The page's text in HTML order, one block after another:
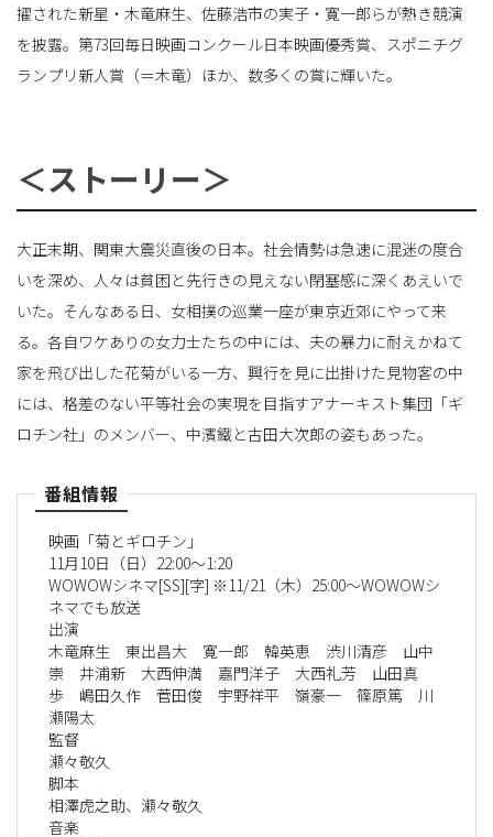
擢された新星・木竜麻生、佐藤浩市の実子・寛一郎らが熱き競演
を披露。第73回毎日映画コンクール日本映画優秀賞、スポニチグ
ランプリ新人賞（＝木竜）ほか、数多くの賞に輝いた。
＜ストーリー＞
大正末期、関東大震災直後の日本。社会情勢は急速に混迷の度合
いを深め、人々は貧困と先行きの見えない閉塞感に深くあえいで
いた。そんなある日、女相撲の巡業一座が東京近郊にやって来
る。各自ワケありの女力士たちの中には、夫の暴力に耐えかねて
家を飛び出した花菊がいる一方、興行を見に出掛けた見物客の中
には、格差のない平等社会の実現を目指すアナーキスト集団「ギ
ロチン社」のメンバー、中濱鐵と古田大次郎の姿もあった。
番組情報
映画「菊とギロチン」
11月10日（日）22:00～1:20
WOWOWシネマ[SS][字] ※11/21（木）25:00～WOWOWシ
ネマでも放送
出演
木竜麻生 東出昌大 寛一郎 韓英恵 渋川清彦 山中
崇 井浦新 大西伸満 嘉門洋子 大西礼芳 山田真
歩 嶋田久作 菅田俊 宇野祥平 嶺豪一 篠原篤 川
瀬陽太
監督
瀬々敬久
脚本
相澤虎之助、瀬々敬久
音楽